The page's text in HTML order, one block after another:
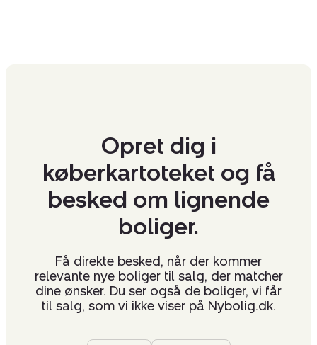
Opret dig i
køberkartoteket og få
besked om lignende
boliger.
Få direkte besked, når der kommer
relevante nye boliger til salg, der matcher
dine ønsker. Du ser også de boliger, vi får
til salg, som vi ikke viser på Nybolig.dk.